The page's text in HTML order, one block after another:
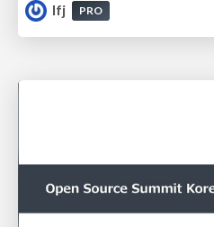
lfj
PRO